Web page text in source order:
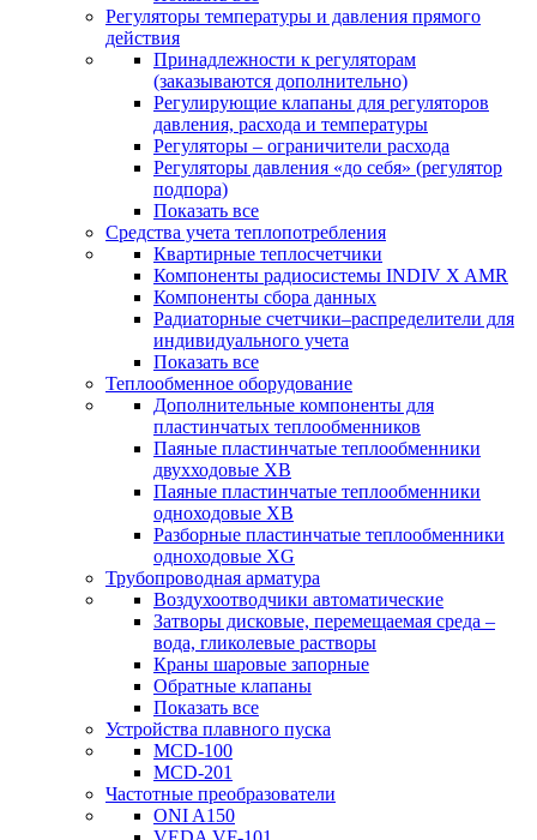
Регуляторы температуры и давления прямого
действия
Принадлежности к регуляторам
(заказываются дополнительно)
Регулирующие клапаны для регуляторов
давления, расхода и температуры
Регуляторы – ограничители расхода
Регуляторы давления «до себя» (регулятор
подпора)
Показать все
Средства учета теплопотребления
Квартирные теплосчетчики
Компоненты радиосистемы INDIV X AMR
Компоненты сбора данных
Радиаторные счетчики–распределители для
индивидуального учета
Показать все
Теплообменное оборудование
Дополнительные компоненты для
пластинчатых теплообменников
Паяные пластинчатые теплообменники
двухходовые XB
Паяные пластинчатые теплообменники
одноходовые ХВ
Разборные пластинчатые теплообменники
одноходовые ХG
Трубопроводная арматура
Воздухоотводчики автоматические
Затворы дисковые, перемещаемая среда –
вода, гликолевые растворы
Краны шаровые запорные
Обратные клапаны
Показать все
Устройства плавного пуска
MCD-100
MCD-201
Частотные преобразователи
ONI A150